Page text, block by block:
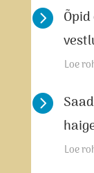

Loe

Loe